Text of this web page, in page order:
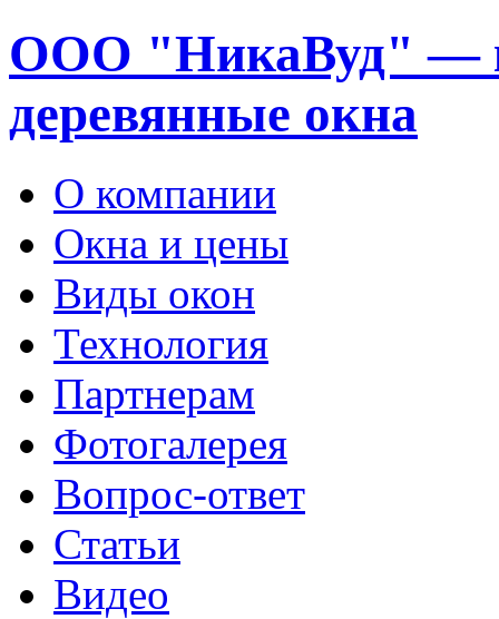
ООО "НикаВуд" —
деревянные окна
О компании
Окна и цены
Виды окон
Технология
Партнерам
Фотогалерея
Вопрос-ответ
Статьи
Видео